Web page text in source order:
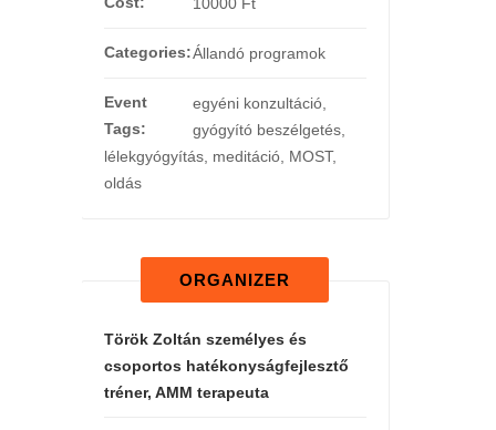
Categories:Állandó programok
Event
Tags:
egyéni konzultáció,
gyógyító beszélgetés,
lélekgyógyítás, meditáció, MOST,
oldás
ORGANIZER
Török Zoltán személyes és
csoportos hatékonyságfejlesztő
tréner, AMM terapeuta